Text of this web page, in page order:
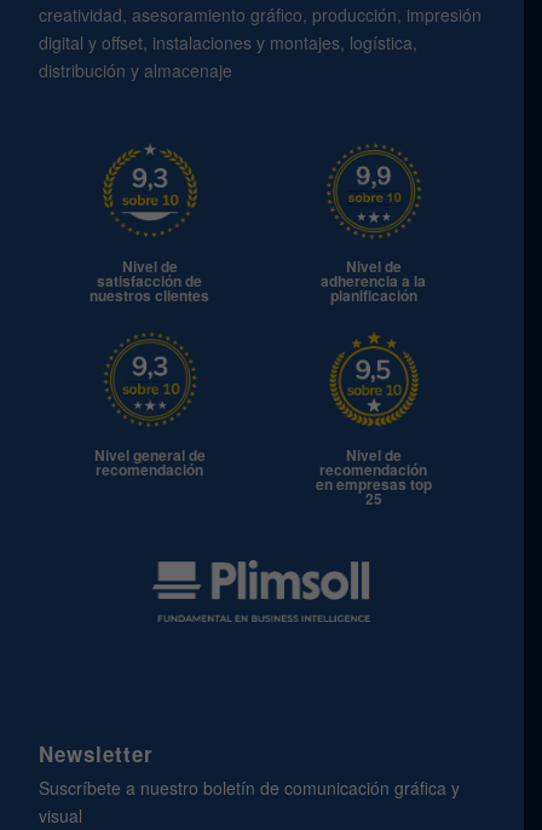
creatividad, asesoramiento gráfico, producción, impresión
digital y offset, instalaciones y montajes, logística,
distribución y almacenaje
Nivel de
satisfacción de
nuestros clientes
Nivel de
adherencia a la
planificación
Nivel general de
recomendación
Nivel de
recomendación
en empresas top
25
Newsletter
Suscríbete a nuestro boletín de comunicación gráfica y
visual